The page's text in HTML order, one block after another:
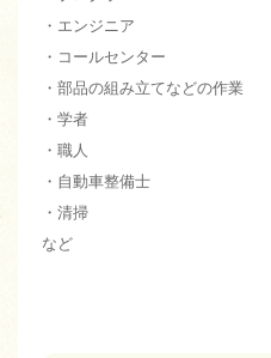
・エンジニア
・コールセンター
・部品の組み立てなどの作業
・学者
・職人
・自動車整備士
・清掃
など